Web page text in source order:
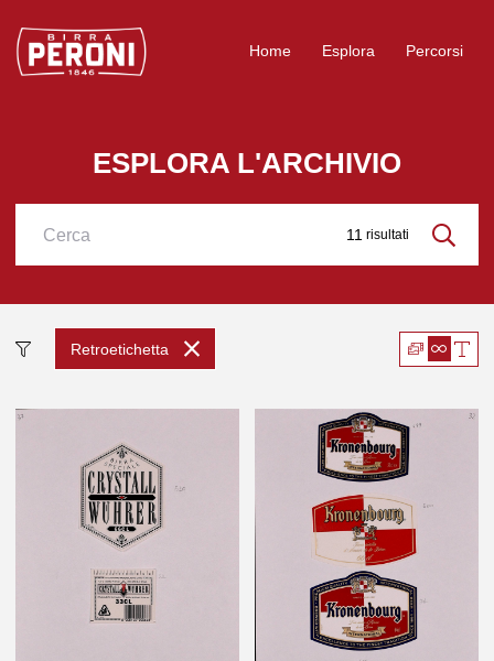
Logo Birra Peroni
Home Esplora Percorsi
ESPLORA L'ARCHIVIO
11 risultati
Cerca
Retroetichetta